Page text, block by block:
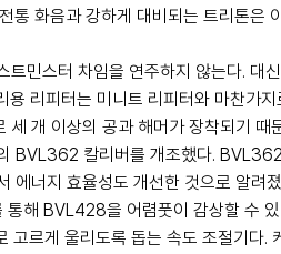
통 화음과 강하게 대비되는 트리톤
민스터 차임을 연주하지 않는다.
리피터는 미니트 리피터와 마찬가
세 개 이상의 공과 해머가 장착되기
BVL362 칼리버를 개조했다.
에너지 효율성도 개선한 것으로 알
BVL428을 어렴풋이 감상할 수
르게 울리도록 돕는 속도 조절기다